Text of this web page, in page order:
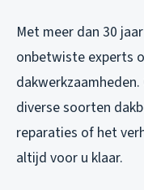
Met meer dan 30
onbetwiste experts
diverse soorten
reparaties of het
altijd voor u klaar.